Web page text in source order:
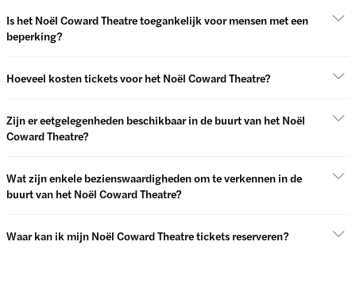
Is het Noël Coward Theatre toegankelijk voor mensen met een
beperking?
Hoeveel kosten tickets voor het Noël Coward Theatre?
Zijn er eetgelegenheden beschikbaar in de buurt van het Noël
Coward Theatre?
Wat zijn enkele bezienswaardigheden om te verkennen in de
buurt van het Noël Coward Theatre?
Waar kan ik mijn Noël Coward Theatre tickets reserveren?